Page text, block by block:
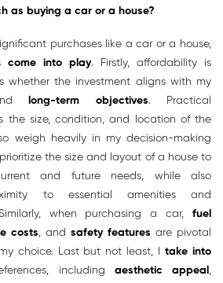
as buying a car or a house?
purchases like a car or a house,
come into play. Firstly, affordability is
whether the investment aligns with my
long-term objectives. Practical
the size, condition, and location of the
weigh heavily in my decision-making
the size and layout of a house to
and future needs, while also
to essential amenities and
when purchasing a car, fuel
costs, and safety features are pivotal
choice. Last but not least, Itake into
including aesthetic appeal,